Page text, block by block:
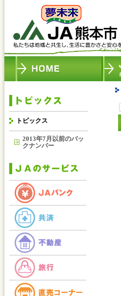
トピックス
2013年7月以前のバッ
クナンバー